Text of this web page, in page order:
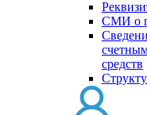
СМИ о
средств